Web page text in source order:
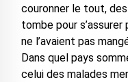
couronner le tout,
tombe pour
ne l’avaient pas
Dans quel pays
celui des malades